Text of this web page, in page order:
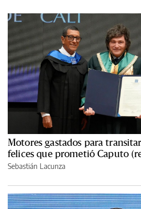
Motores gastados para
felices que prometió Caputo
Sebastián Lacunza